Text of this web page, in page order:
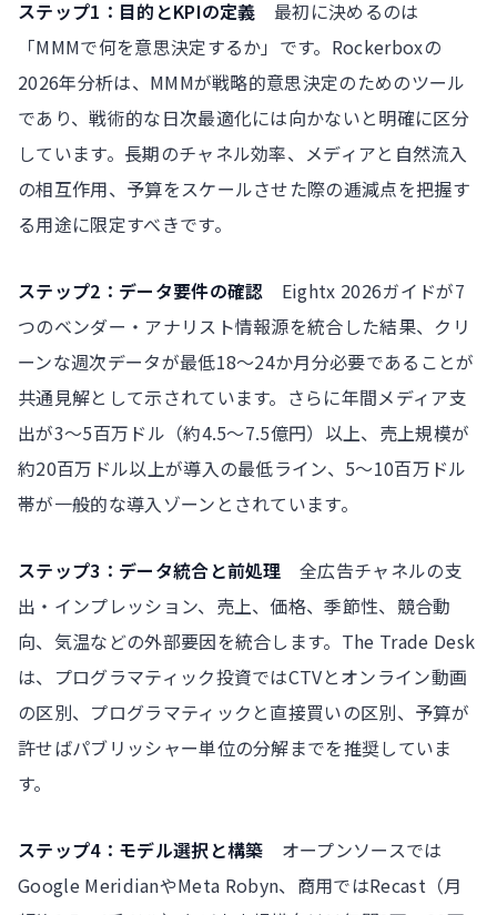
ステップ1：目的とKPIの定義 最初に決めるのは
「MMMで何を意思決定するか」です。Rockerboxの
2026年分析は、MMMが戦略的意思決定のためのツール
であり、戦術的な日次最適化には向かないと明確に区分
しています。長期のチャネル効率、メディアと自然流入
の相互作用、予算をスケールさせた際の逓減点を把握す
る用途に限定すべきです。
ステップ2：データ要件の確認 Eightx 2026ガイドが7
つのベンダー・アナリスト情報源を統合した結果、クリ
ーンな週次データが最低18〜24か月分必要であることが
共通見解として示されています。さらに年間メディア支
出が3〜5百万ドル（約4.5〜7.5億円）以上、売上規模が
約20百万ドル以上が導入の最低ライン、5〜10百万ドル
帯が一般的な導入ゾーンとされています。
ステップ3：データ統合と前処理 全広告チャネルの支
出・インプレッション、売上、価格、季節性、競合動
向、気温などの外部要因を統合します。The Trade Desk
は、プログラマティック投資ではCTVとオンライン動画
の区別、プログラマティックと直接買いの区別、予算が
許せばパブリッシャー単位の分解までを推奨していま
す。
ステップ4：モデル選択と構築 オープンソースでは
Google MeridianやMeta Robyn、商用ではRecast（月